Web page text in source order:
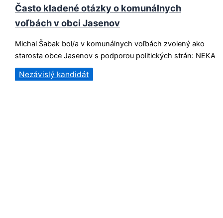
Často kladené otázky o komunálnych
voľbách v obci Jasenov
Michal Šabak bol/a v komunálnych voľbách zvolený ako
starosta obce Jasenov s podporou politických strán: NEKA
Nezávislý kandidát